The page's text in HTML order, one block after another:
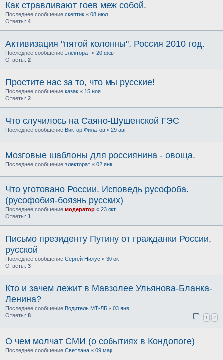
Как стравливают гоев меж собой.
Последнее сообщение скептик « 08 июл
Ответы: 4
Активизация "пятой колонны". Россия 2010 год.
Последнее сообщение электорат « 20 фев
Ответы: 2
Простите нас за то, что мы русские!
Последнее сообщение казак « 15 ноя
Ответы: 2
Что случилось на Саяно-Шушенской ГЭС
Последнее сообщение Виктор Филатов « 29 авг
Мозговые шаблоны для россиянина - овоща.
Последнее сообщение электорат « 02 янв
Что уготовано России. Исповедь русофоба.
(русофобия-боязнь русских)
Последнее сообщение модератор « 23 окт
Ответы: 1
Письмо президенту Путину от гражданки России,
русской
Последнее сообщение Сергей Нилус « 30 окт
Ответы: 3
Кто и зачем лежит в Мавзолее Ульянова-Бланка-
Ленина?
Последнее сообщение Водитель МТ-ЛБ « 03 янв
Ответы: 8 1 2
О чем молчат СМИ (о событиях в Кондопоге)
Последнее сообщение Светлана « 09 мар